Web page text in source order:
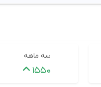
سه ماهه
۱۵۵۰